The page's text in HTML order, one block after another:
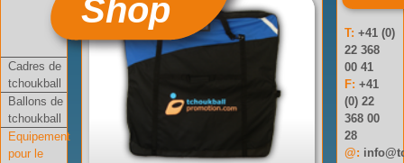
Shop
Cadres de
tchoukball
Ballons de
tchoukball
Equipement
pour le
T:+41 (0)
22 368
00 41
F:+41
(0) 22
368 00
28
@: